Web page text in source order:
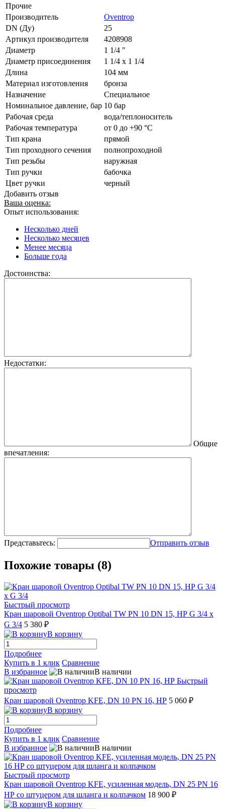
Прочие
Производитель
Oventrop
DN (Ду)
25
Артикул производителя
4208908
Диаметр
1 1/4 "
Диаметр присоединения
1 1/4 x 1 1/4
Длина
104 мм
Материал изготовления
бронза
Назначение
Специальное
Номинальное давление, бар 10 бар
Рабочая среда
вода/теплоноситель
Рабочая температура
от 0 до +90 °C
Тип крана
прямой
Тип проходного сечения
полнопроходной
Тип резьбы
наружная
Тип ручки
бабочка
Цвет ручки
черный
Добавить отзыв
Ваша оценка:
Опыт использования:
Несколько дней
Несколько месяцев
Менее месяца
Больше года
Достоинства:
Недостатки:
Общие
впечатления:
Представьтесь: Отправить отзыв
Похожие товары (8)
Быстрый просмотр
Кран шаровой Oventrop Optibal TW PN 10 DN 15, НР G 3/4 х
G 3/4 5 380 ₽
В корзину
Подробнее
Купить в 1 клик Сравнение
В избранное
В наличии
Быстрый
просмотр
Кран шаровой Oventrop KFE, DN 10 PN 16, НР 5 060 ₽
В корзину
Подробнее
Купить в 1 клик Сравнение
В избранное
В наличии
Быстрый просмотр
Кран шаровой Oventrop KFE, усиленная модель, DN 25 PN 16
НР со штуцером для шланга и колпачком 18 900 ₽
В корзину